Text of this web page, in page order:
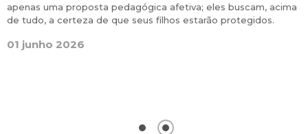
apenas uma proposta pedagógica afetiva; eles buscam, acima
de tudo, a certeza de que seus filhos estarão protegidos.
01 junho 2026